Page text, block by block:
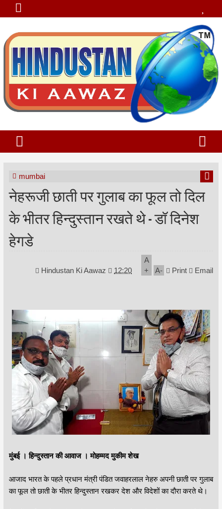
mumbai
नेहरूजी छाती पर गुलाब का फूल तो दिल
के भीतर हिन्दुस्तान रखते थे - डॉ दिनेश
हेगडे
Hindustan Ki Aawaz 12:20
A
+
A- Print Email
मुंबई । हिन्दुस्तान की आवाज । मोहम्मद मुकीम शेख
आजाद भारत के पहले प्रधान मंत्री पंडित जवाहरलाल नेहरु अपनी छाती पर गुलाब
का फूल तो छाती के भीतर हिन्दुस्तान रखकर देश और विदेशों का दौरा करते थे।